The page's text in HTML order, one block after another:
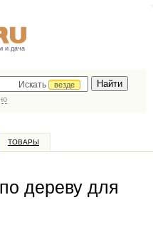
и дача
Искать
везде
ТОВАРЫ
дереву для